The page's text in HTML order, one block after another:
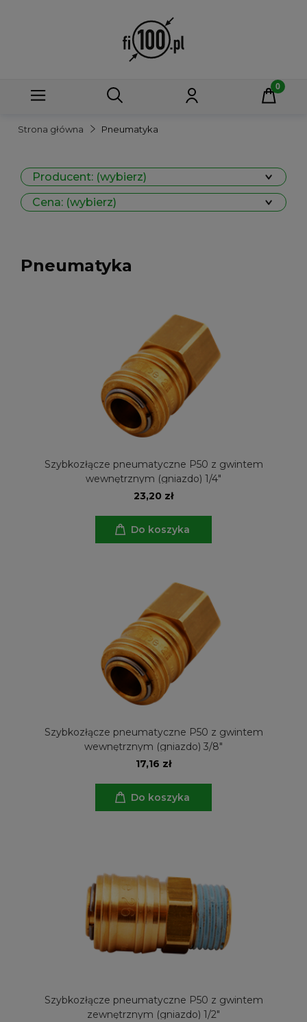
Strona główna Pneumatyka
Producent: (wybierz)
Cena: (wybierz)
Pneumatyka
Szybkozłącze pneumatyczne P50 z gwintem
wewnętrznym (gniazdo) 1/4"
23,20 zł
Do koszyka
Szybkozłącze pneumatyczne P50 z gwintem
wewnętrznym (gniazdo) 3/8"
17,16 zł
Do koszyka
Szybkozłącze pneumatyczne P50 z gwintem
zewnętrznym (gniazdo) 1/2"